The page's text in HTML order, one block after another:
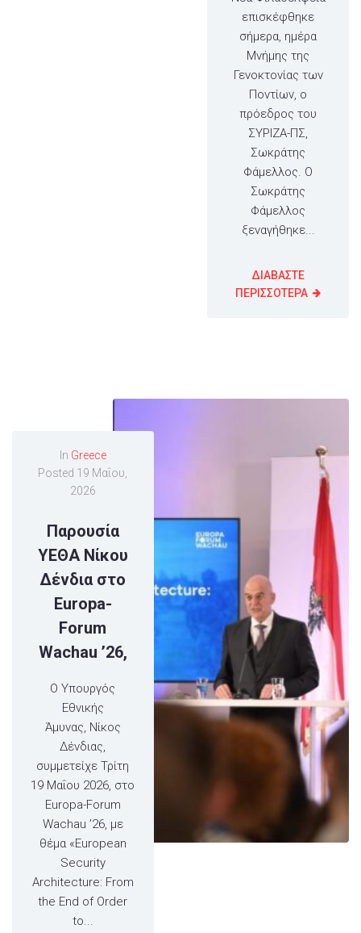
επισκέφθηκε
σήμερα, ημέρα
Μνήμης της
Γενοκτονίας των
Ποντίων, ο
πρόεδρος του
ΣΥΡΙΖΑ-ΠΣ,
Σωκράτης
Φάμελλος. Ο
Σωκράτης
Φάμελλος
ξεναγήθηκε...
ΔΙΑΒΑΣΤΕ
ΠΕΡΙΣΣΟΤΕΡΑ
In Greece
Posted 19 Μαΐου,
2026
Παρουσία
ΥΕΘΑ Νίκου
Δένδια στο
Europa-
Forum
Wachau ’26,
Ο Υπουργός
Εθνικής
Άμυνας, Νίκος
Δένδιας,
συμμετείχε Τρίτη
19 Μαΐου 2026, στο
Europa-Forum
Wachau ’26, με
θέμα «European
Security
Architecture: From
the End of Order
to...